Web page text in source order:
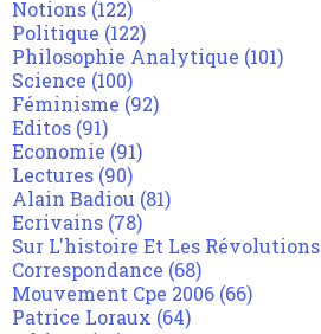
Notions (122)
Politique (122)
Philosophie Analytique (101)
Science (100)
Féminisme (92)
Editos (91)
Economie (91)
Lectures (90)
Alain Badiou (81)
Ecrivains (78)
Sur L'histoire Et Les Révolutions
Correspondance (68)
Mouvement Cpe 2006 (66)
Patrice Loraux (64)